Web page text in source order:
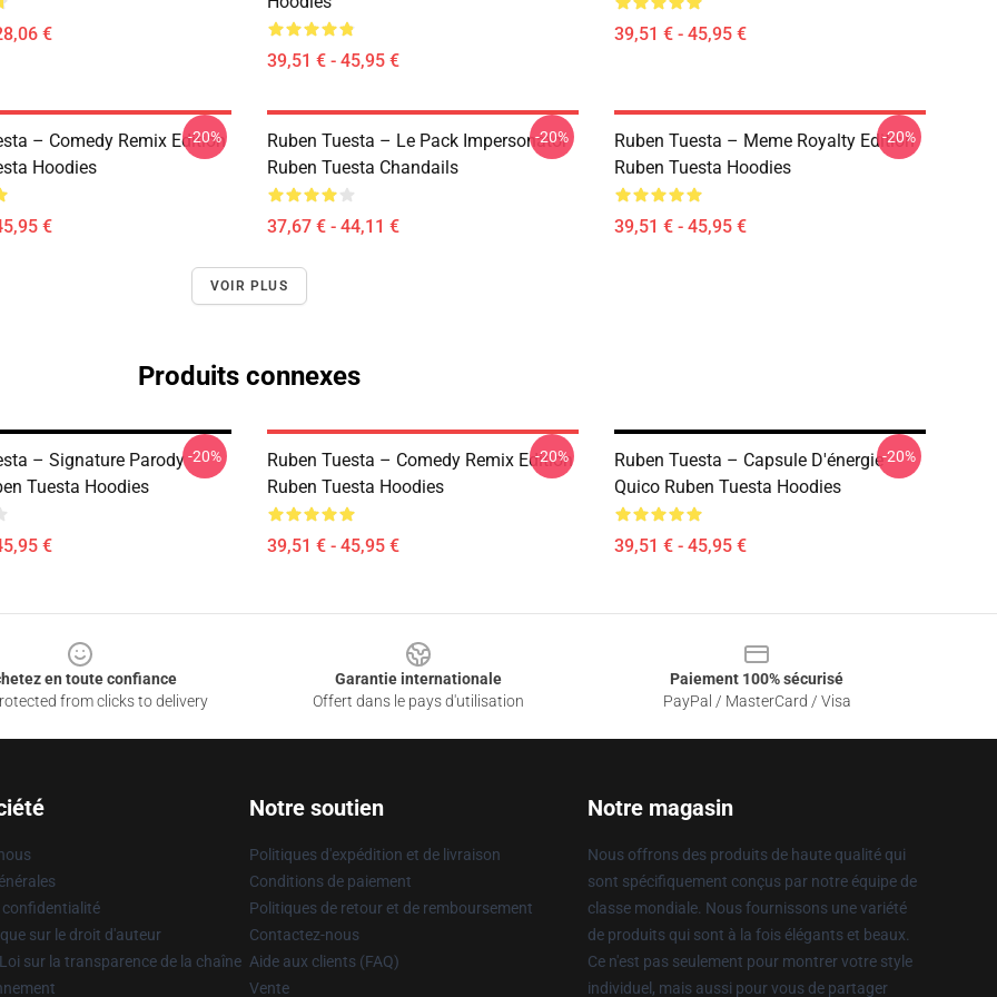
€
39,51 € - 45,95 €
39,51 € - 45,95 €
– Comedy Remix Edition
Hoodies
€
-20%
Ruben Tuesta – Le Pack Impersonator
Ruben Tuesta Chandails
37,67 € - 44,11 €
-20%
Ruben Tuesta – Meme Royalty Edition
Ruben Tuesta Hoodies
39,51 € - 45,95 €
-20%
VOIR PLUS
Produits connexes
– Signature Parody
Tuesta Hoodies
€
-20%
Ruben Tuesta – Comedy Remix Edition
Ruben Tuesta Hoodies
39,51 € - 45,95 €
-20%
Ruben Tuesta – Capsule D'énergie
Quico Ruben Tuesta Hoodies
39,51 € - 45,95 €
-20%
en toute confiance
from clicks to delivery
Garantie internationale
Offert dans le pays d'utilisation
Paiement 100% sécurisé
PayPal / MasterCard / Visa
sur le droit d'auteur
sur la transparence de la chaîne
Notre soutien
Politiques d'expédition et de livraison
Conditions de paiement
Politiques de retour et de remboursement
Contactez-nous
Aide aux clients (FAQ)
Vente
Notre magasin
Nous offrons des produits de haute qualité qui
sont spécifiquement conçus par notre équipe de
classe mondiale. Nous fournissons une variété
de produits qui sont à la fois élégants et beaux.
Ce n'est pas seulement pour montrer votre style
individuel, mais aussi pour vous de partager